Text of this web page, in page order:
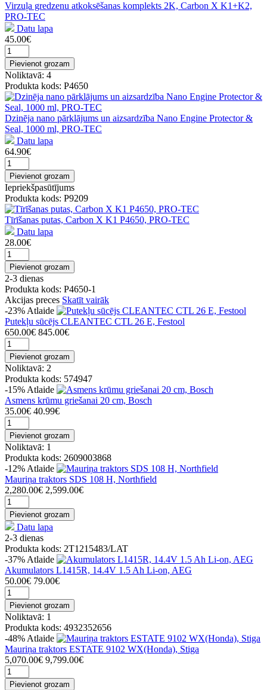
Virzuļa gredzenu atkoksēšanas komplekts 2K, Carbon X K1+K2,
PRO-TEC
Datu lapa
45.00€
Pievienot grozam
Noliktavā: 4
Produkta kods: P4650
Dzinēja nano pārklājums un aizsardzība Nano Engine Protector &
Seal, 1000 ml, PRO-TEC
Datu lapa
64.90€
Pievienot grozam
Iepriekšpasūtījums
Produkta kods: P9209
Tīrīšanas putas, Carbon X K1 P4650, PRO-TEC
Datu lapa
28.00€
Pievienot grozam
2-3 dienas
Produkta kods: P4650-1
Akcijas preces Skatīt vairāk
-23% Atlaide
Putekļu sūcējs CLEANTEC CTL 26 E, Festool
650.00€ 845.00€
Pievienot grozam
Noliktavā: 2
Produkta kods: 574947
-15% Atlaide
Asmens krūmu griešanai 20 cm, Bosch
35.00€ 40.99€
Pievienot grozam
Noliktavā: 1
Produkta kods: 2609003868
-12% Atlaide
Mauriņa traktors SDS 108 H, Northfield
2,280.00€ 2,599.00€
Pievienot grozam
Datu lapa
2-3 dienas
Produkta kods: 2T1215483/LAT
-37% Atlaide
Akumulators L1415R, 14.4V 1.5 Ah Li-on, AEG
50.00€ 79.00€
Pievienot grozam
Noliktavā: 1
Produkta kods: 4932352656
-48% Atlaide
Mauriņa traktors ESTATE 9102 WX(Honda), Stiga
5,070.00€ 9,799.00€
Pievienot grozam